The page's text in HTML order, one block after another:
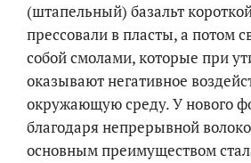
(штапельный) базальт
прессовали в пласты, а потом
собой смолами, которые при
оказывают негативное
окружающую среду. У нового
благодаря непрерывной
основным преимуществом